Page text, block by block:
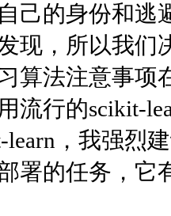
己的身份和逃
现，所以我们
算法注意事项
流行的scikit-
，我强烈
署的任务，它